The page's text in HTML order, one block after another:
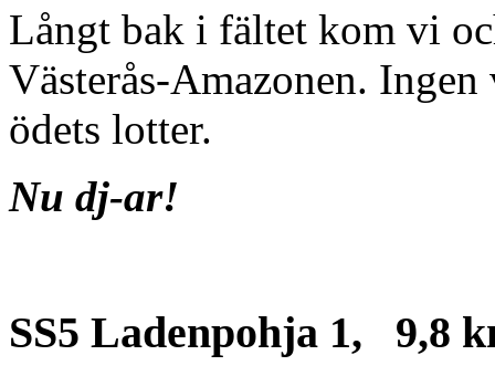
Långt bak i fältet kom vi
Västerås-Amazonen.
ödets lotter.
Nu dj-ar!
SS5 Ladenpohja 1, 9,8